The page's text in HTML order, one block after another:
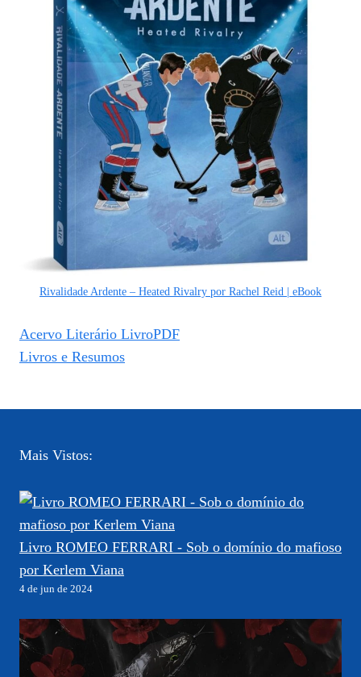
Rivalidade Ardente – Heated Rivalry por Rachel Reid | eBook
Acervo Literário LivroPDF
Livros e Resumos
Mais Vistos:
Livro ROMEO FERRARI - Sob o domínio do mafioso
por Kerlem Viana
4 de jun de 2024